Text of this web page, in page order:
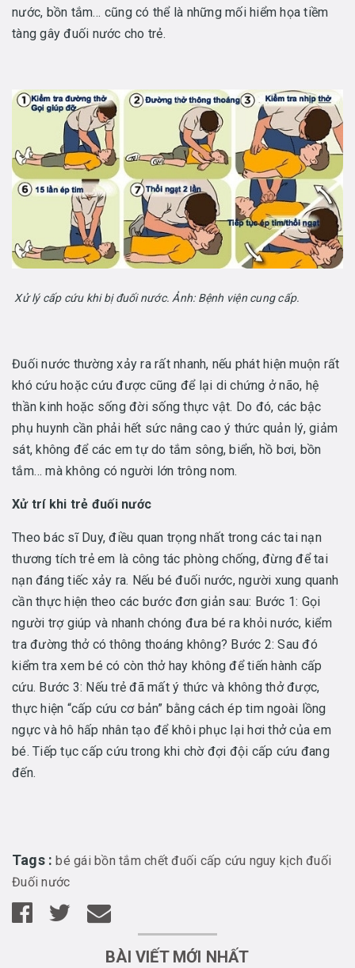
nước, bồn tắm… cũng có thể là những mối hiểm họa tiềm
tàng gây đuối nước cho trẻ.
Xử lý cấp cứu khi bị đuối nước. Ảnh: Bệnh viện cung cấp.
Đuối nước thường xảy ra rất nhanh, nếu phát hiện muộn rất
khó cứu hoặc cứu được cũng để lại di chứng ở não, hệ
thần kinh hoặc sống đời sống thực vật. Do đó, các bậc
phụ huynh cần phải hết sức nâng cao ý thức quản lý, giảm
sát, không để các em tự do tắm sông, biển, hồ bơi, bồn
tắm… mà không có người lớn trông nom.
Xử trí khi trẻ đuối nước
Theo bác sĩ Duy, điều quan trọng nhất trong các tai nạn
thương tích trẻ em là công tác phòng chống, đừng để tai
nạn đáng tiếc xảy ra. Nếu bé đuối nước, người xung quanh
cần thực hiện theo các bước đơn giản sau: Bước 1: Gọi
người trợ giúp và nhanh chóng đưa bé ra khỏi nước, kiểm
tra đường thở có thông thoáng không? Bước 2: Sau đó
kiểm tra xem bé có còn thở hay không để tiến hành cấp
cứu. Bước 3: Nếu trẻ đã mất ý thức và không thở được,
thực hiện “cấp cứu cơ bản” bằng cách ép tim ngoài lồng
ngực và hô hấp nhân tạo để khôi phục lại hơi thở của em
bé. Tiếp tục cấp cứu trong khi chờ đợi đội cấp cứu đang
đến.
Tags :bé gái bồn tắm chết đuối cấp cứu nguy kịch đuối
Đuối nước
BÀI VIẾT MỚI NHẤT